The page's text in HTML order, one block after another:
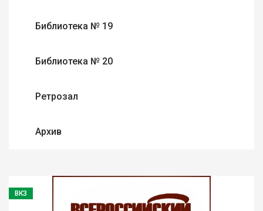
Библиотека № 19
Библиотека № 20
Ретрозал
Архив
ВКЗ